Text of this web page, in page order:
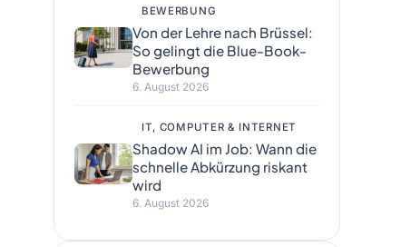
BEWERBUNG
Von der Lehre nach Brüssel:
So gelingt die Blue-Book-
Bewerbung
6. August 2026
IT, COMPUTER & INTERNET
Shadow AI im Job: Wann die
schnelle Abkürzung riskant
wird
6. August 2026